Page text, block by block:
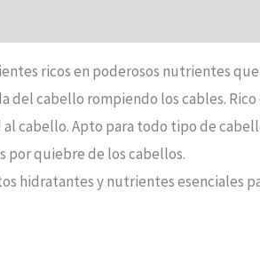
ricos en poderosos nutrientes
del cabello rompiendo los cables.
cabello. Apto para todo tipo de
por quiebre de los cabellos.
hidratantes y nutrientes esenciales